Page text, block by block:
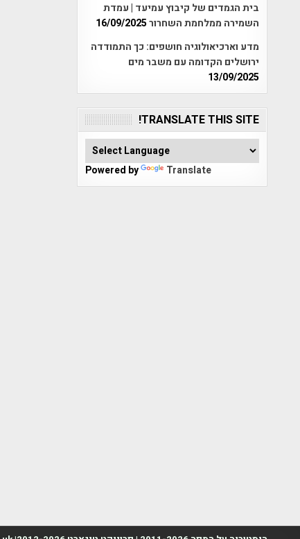
בית הגמדים של קיבוץ עמיעד | עמדת
השמירה ממלחמת השחרור16/09/2025
מדע וארכיאולוגיה חושפים: כך התמודדה
ירושלים הקדומה עם משבר מים
13/09/2025
TRANSLATE THIS SITE!
Powered by Translate